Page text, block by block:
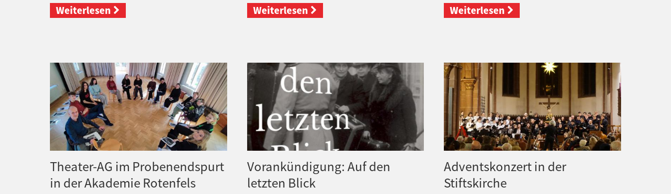
Weiterlesen
Weiterlesen
Weiterlesen
Theater-AG im Probenendspurt
in der Akademie Rotenfels
Vorankündigung: Auf den
letzten Blick
Adventskonzert in der
Stiftskirche